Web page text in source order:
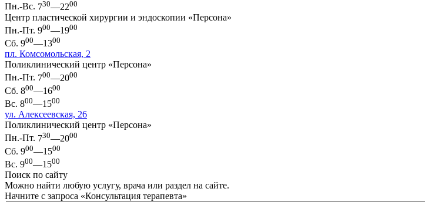
Пн.-Вс. 730—2200
Центр пластической хирургии и эндоскопии «Персона»
Пн.-Пт. 900—1900
Сб. 900—1300
пл. Комсомольская, 2
Поликлинический центр «Персона»
Пн.-Пт. 700—2000
Сб. 800—1600
Вс. 800—1500
ул. Алексеевская, 26
Поликлинический центр «Персона»
Пн.-Пт. 730—2000
Сб. 900—1500
Вс. 900—1500
Поиск по сайту
Можно найти любую услугу, врача или раздел на сайте.
Начните с запроса «Консультация терапевта»